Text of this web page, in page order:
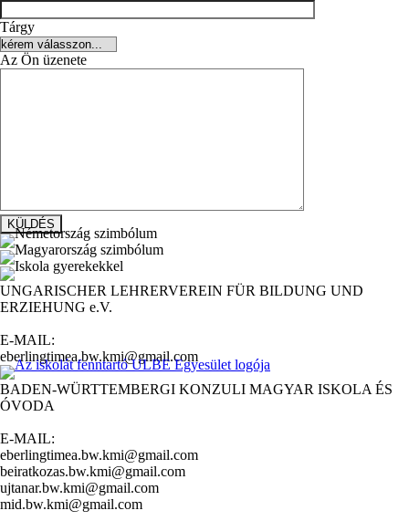
Tárgy
Az Ön üzenete
UNGARISCHER LEHRERVEREIN FÜR BILDUNG UND
ERZIEHUNG e.V.
E-MAIL:
eberlingtimea.bw.kmi@gmail.com
BADEN-WÜRTTEMBERGI KONZULI MAGYAR ISKOLA ÉS
ÓVODA
E-MAIL:
eberlingtimea.bw.kmi@gmail.com
beiratkozas.bw.kmi@gmail.com
ujtanar.bw.kmi@gmail.com
mid.bw.kmi@gmail.com